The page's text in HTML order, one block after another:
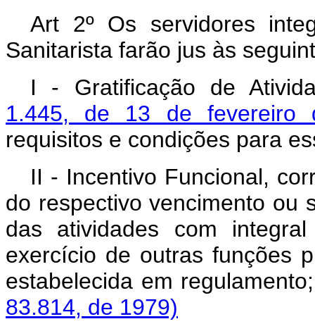
Art 2º Os servidores
Sanitarista farão jus às
I - Gratificação de
1.445, de 13 de fevereiro
requisitos e condições para
II - Incentivo Funcional,
do respectivo vencimento ou
das atividades com
exercício de outras funções
estabelecida em
83.814, de 1979)